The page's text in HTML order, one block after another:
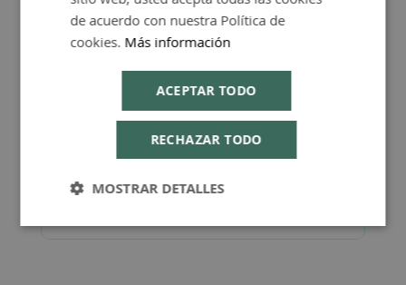
FAQ - Preguntas y Respuestas
Consejos de Compra Producto
de acuerdo con nuestra Política de
cookies. Más información
ACEPTAR TODO
RECHAZAR TODO
MOSTRAR DETALLES